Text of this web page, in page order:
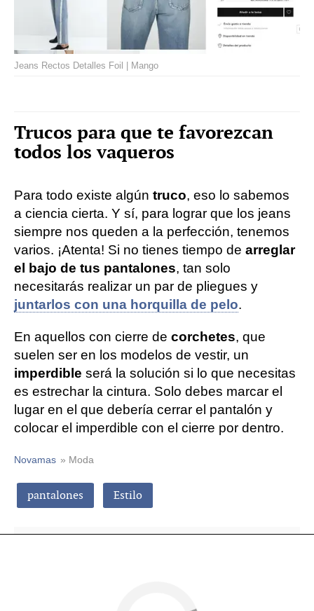
Jeans Rectos Detalles Foil | Mango
Trucos para que te favorezcan
todos los vaqueros
Para todo existe algún truco, eso lo sabemos
a ciencia cierta. Y sí, para lograr que los jeans
siempre nos queden a la perfección, tenemos
varios. ¡Atenta! Si no tienes tiempo de arreglar
el bajo de tus pantalones, tan solo
necesitarás realizar un par de pliegues y
juntarlos con una horquilla de pelo.
En aquellos con cierre de corchetes, que
suelen ser en los modelos de vestir, un
imperdible será la solución si lo que necesitas
es estrechar la cintura. Solo debes marcar el
lugar en el que debería cerrar el pantalón y
colocar el imperdible con el cierre por dentro.
Novamas » Moda
pantalones Estilo